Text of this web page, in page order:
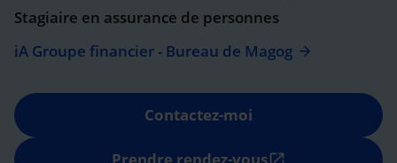
Stagiaire en assurance de personnes
iA Groupe financier - Bureau de Magog
Contactez-moi